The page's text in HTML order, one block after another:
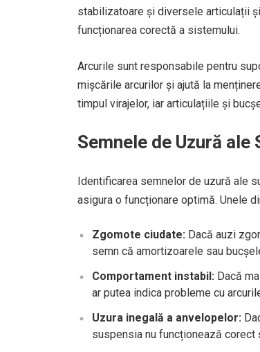
stabilizatoare și diversele articulații
funcționarea corectă a sistemului.
Arcurile sunt responsabile pentru
mișcările arcurilor și ajută la
timpul virajelor, iar articulațiile și
Semnele de Uzură ale
Identificarea semnelor de uzură ale
asigura o funcționare optimă. Unele
Zgomote ciudate: Dacă auzi
semn că amortizoarele sau
Comportament instabil: Dacă
ar putea indica probleme cu
Uzura inegală a anvelopelor:
suspensia nu funcționează corect